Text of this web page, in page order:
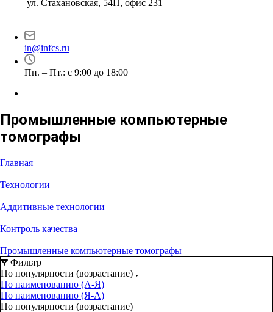
ул. Стахановская, 54П, офис 231
in@infcs.ru
Пн. – Пт.: с 9:00 до 18:00
Промышленные компьютерные
томографы
Главная
—
Технологии
—
Аддитивные технологии
—
Контроль качества
—
Промышленные компьютерные томографы
Фильтр
По популярности (возрастание)
По наименованию (А-Я)
По наименованию (Я-А)
По популярности (возрастание)